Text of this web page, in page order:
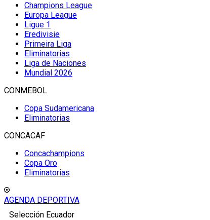
Champions League
Europa League
Ligue 1
Eredivisie
Primeira Liga
Eliminatorias
Liga de Naciones
Mundial 2026
CONMEBOL
Copa Sudamericana
Eliminatorias
CONCACAF
Concachampions
Copa Oro
Eliminatorias
AGENDA DEPORTIVA
Selección Ecuador